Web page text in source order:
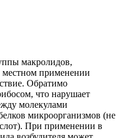
макролидов,
применении
Обратимо
что нарушает
молекулами
микроорганизмов (не
При применении в